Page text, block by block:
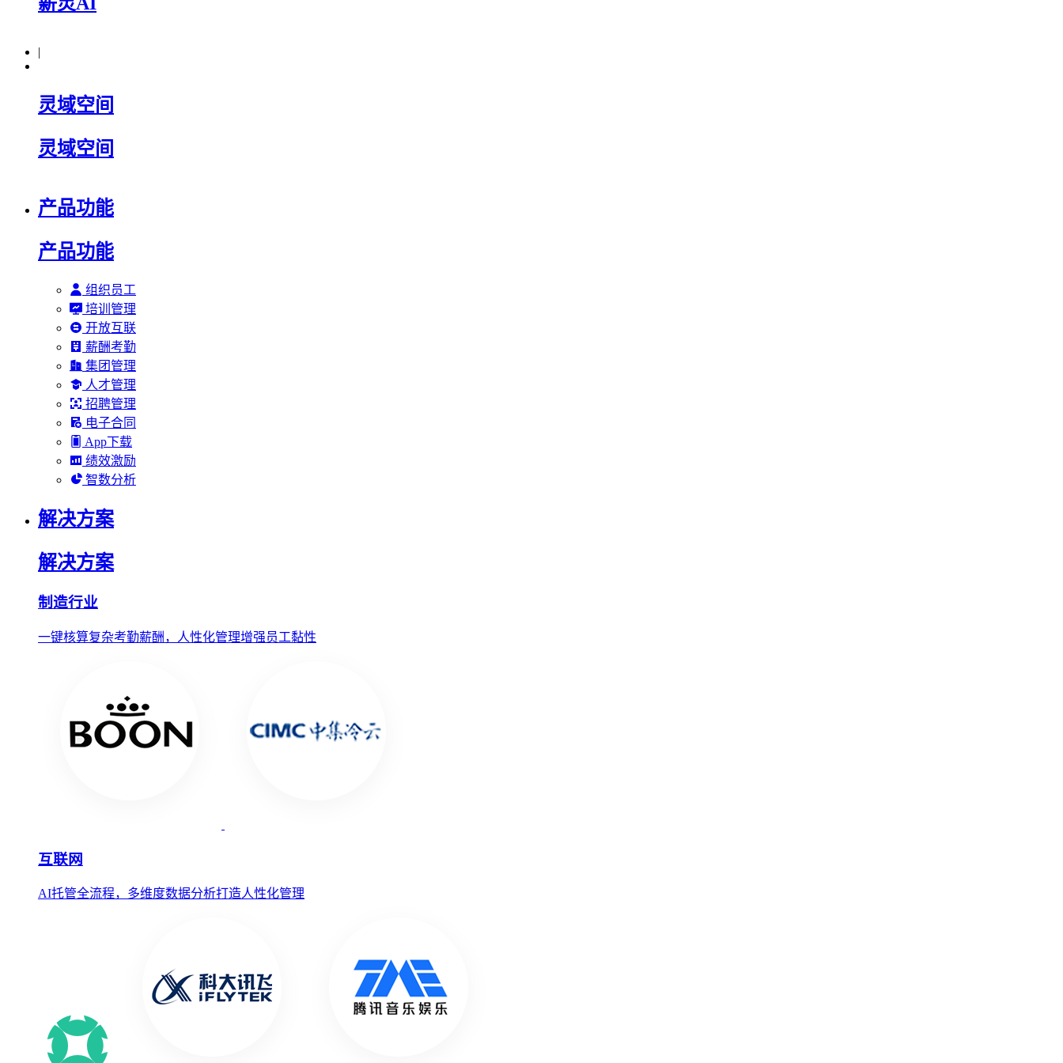
|
灵域空间
灵域空间
产品功能
产品功能
组织员工
培训管理
开放互联
薪酬考勤
集团管理
人才管理
招聘管理
电子合同
App下载
绩效激励
智数分析
解决方案
解决方案
制造行业
一键核算复杂考勤薪酬，人性化管理增强员工黏性
互联网
AI托管全流程，多维度数据分析打造人性化管理